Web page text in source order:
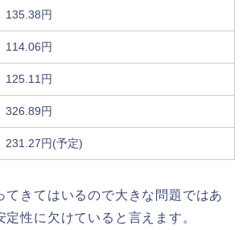
135.38円
114.06円
125.11円
326.89円
231.27円(予定)
てきてはいるので大きな問題ではあ
定性に欠けていると言えます。